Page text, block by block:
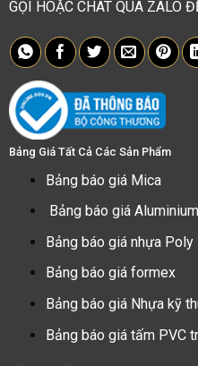
GỌI HOẶC CHAT QUA ZALO
Bảng Giá Tất Cả Các Sản Phẩm
Bảng báo giá Mica
Bảng báo giá Aluminium
Bảng báo giá nhựa Poly
Bảng báo giá formex
Bảng báo giá Nhựa kỹ
Bảng báo giá tấm PVC